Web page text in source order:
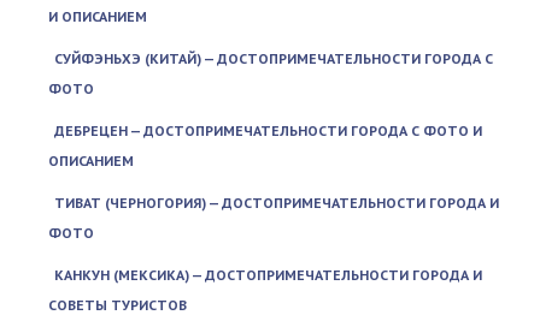
И ОПИСАНИЕМ
СУЙФЭНЬХЭ (КИТАЙ) — ДОСТОПРИМЕЧАТЕЛЬНОСТИ ГОРОДА С
ФОТО
ДЕБРЕЦЕН — ДОСТОПРИМЕЧАТЕЛЬНОСТИ ГОРОДА С ФОТО И
ОПИСАНИЕМ
ТИВАТ (ЧЕРНОГОРИЯ) — ДОСТОПРИМЕЧАТЕЛЬНОСТИ ГОРОДА И
ФОТО
КАНКУН (МЕКСИКА) — ДОСТОПРИМЕЧАТЕЛЬНОСТИ ГОРОДА И
СОВЕТЫ ТУРИСТОВ